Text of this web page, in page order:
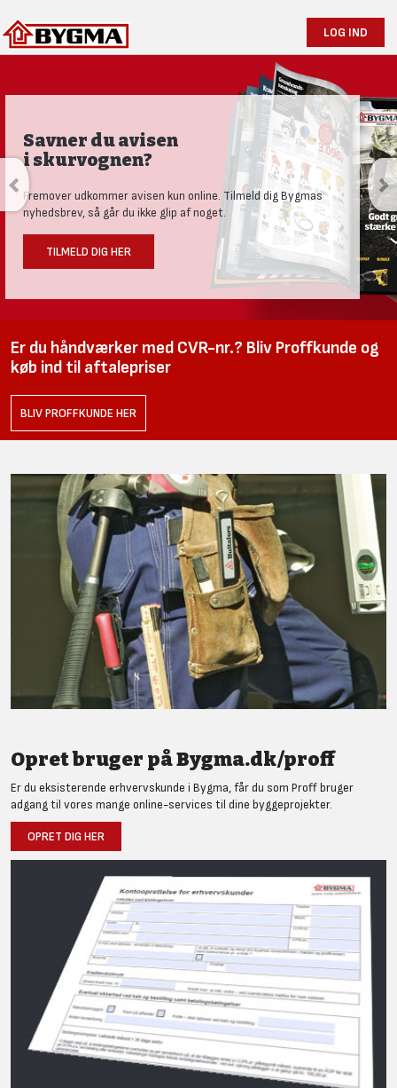
LOG IND
Savner du avisen
i skurvognen?
Fremover udkommer avisen kun online. Tilmeld dig Bygmas
nyhedsbrev, så går du ikke glip af noget.
TILMELD DIG HER
Er du håndværker med CVR-nr.? Bliv Proffkunde og
køb ind til aftalepriser
BLIV PROFFKUNDE HER
Opret bruger på Bygma.dk/proff
Er du eksisterende erhvervskunde i Bygma, får du som Proff bruger
adgang til vores mange online-services til dine byggeprojekter.
OPRET DIG HER